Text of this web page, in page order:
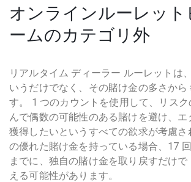
オンラインルーレッ
ームのカテゴリ外
リアルタイム ディーラー ルーレットは
いうだけでなく、その賭け金の多さから
す。 1 つのカウントを使用して、リス
んで偶数の可能性のある賭けを避け、エ
獲得したいというすべての欲求が考慮さ
の優れた賭け金を持っている場合、17
までに、独自の賭け金を取り戻すだけで
える可能性があります。